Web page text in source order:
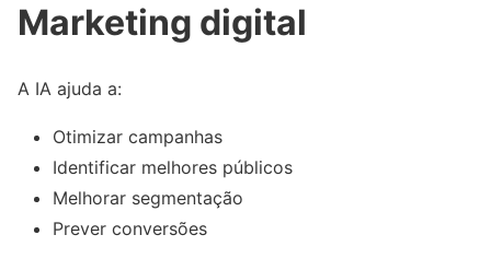
Marketing digital
A IA ajuda a:
Otimizar campanhas
Identificar melhores públicos
Melhorar segmentação
Prever conversões